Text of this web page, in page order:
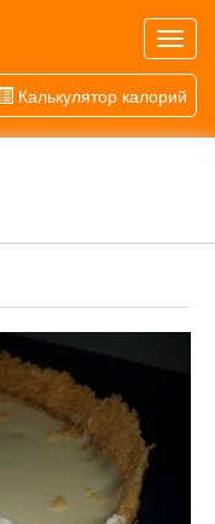
Калькулятор калорий